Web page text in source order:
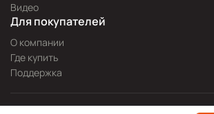
Видео
Для покупателей
О компании
Где купить
Поддержка
Pitch